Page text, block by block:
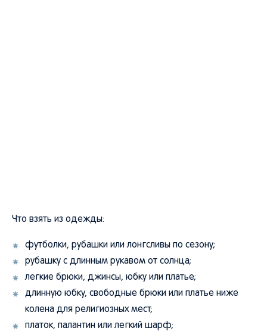
Что взять из одежды:
футболки, рубашки или лонгсливы по сезону;
рубашку с длинным рукавом от солнца;
легкие брюки, джинсы, юбку или платье;
длинную юбку, свободные брюки или платье ниже
колена для религиозных мест;
платок, палантин или легкий шарф;